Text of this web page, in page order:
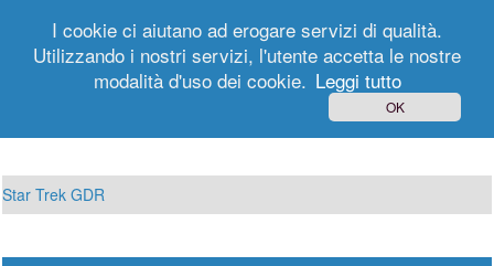
Registrati
Star Trek GDR
I cookie ci aiutano ad erogare servizi di qualità.
Utilizzando i nostri servizi, l'utente accetta le nostre
modalità d'uso dei cookie. Leggi tutto
OK